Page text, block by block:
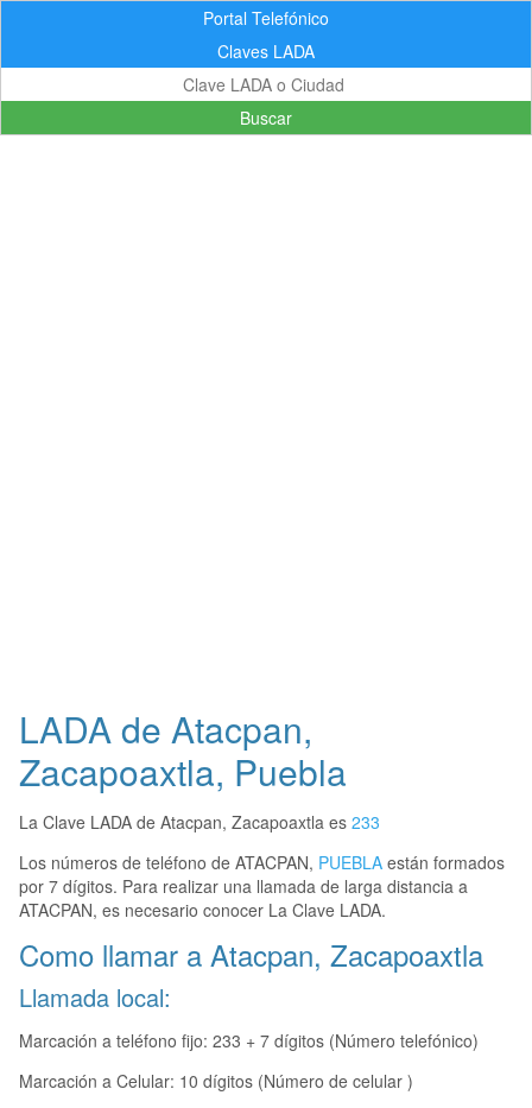
Portal Telefónico
Claves LADA
Buscar
LADA de Atacpan,
Zacapoaxtla, Puebla
La Clave LADA de Atacpan, Zacapoaxtla es 233
Los números de teléfono de ATACPAN, PUEBLA están formados
por 7 dígitos. Para realizar una llamada de larga distancia a
ATACPAN, es necesario conocer La Clave LADA.
Como llamar a Atacpan, Zacapoaxtla
Llamada local:
Marcación a teléfono fijo: 233 + 7 dígitos (Número telefónico)
Marcación a Celular: 10 dígitos (Número de celular )